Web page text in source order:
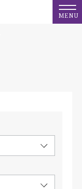
MENU